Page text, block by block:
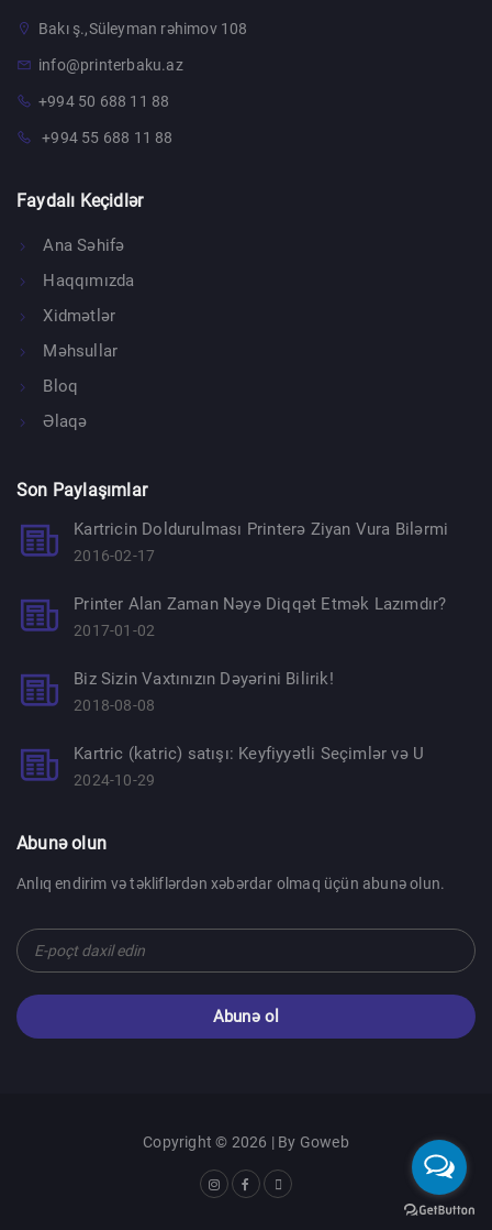
Bakı ş.,Süleyman rəhimov 108
info@printerbaku.az
+994 50 688 11 88
+994 55 688 11 88
Faydalı Keçidlər
Ana Səhifə
Haqqımızda
Xidmətlər
Məhsullar
Bloq
Əlaqə
Son Paylaşımlar
Kartricin Doldurulması Printerə Ziyan Vura Bilərmi
2016-02-17
Printer Alan Zaman Nəyə Diqqət Etmək Lazımdır?
2017-01-02
Biz Sizin Vaxtınızın Dəyərini Bilirik!
2018-08-08
Kartric (katric) satışı: Keyfiyyətli Seçimlər və U
2024-10-29
Abunə olun
Anlıq endirim və təkliflərdən xəbərdar olmaq üçün abunə olun.
Abunə ol
Copyright © 2026 | By Goweb